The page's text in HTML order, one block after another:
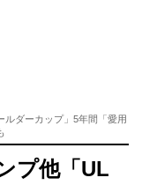
ルダーカップ」5年間「愛用
プ他「UL